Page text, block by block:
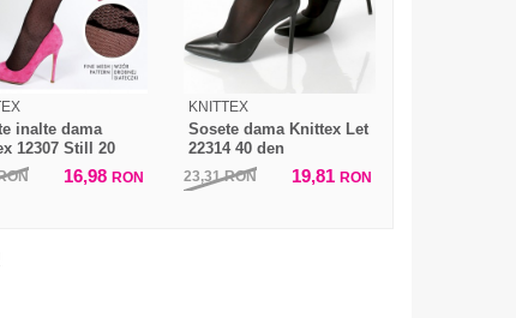
inalte dama
12307 Still 20
16,98 RON
KNITTEX
Sosete dama Knittex Let
22314 40 den
23,31RON 19,81 RON